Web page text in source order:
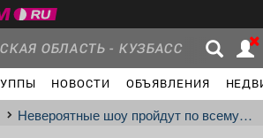
ОБЛАСТЬ - КУЗБАСС
НОВОСТИ ОБЪЯВЛЕНИЯ
Группы Новости
Невероятные шоу пройдут по всему Кемерову в день защиты детей